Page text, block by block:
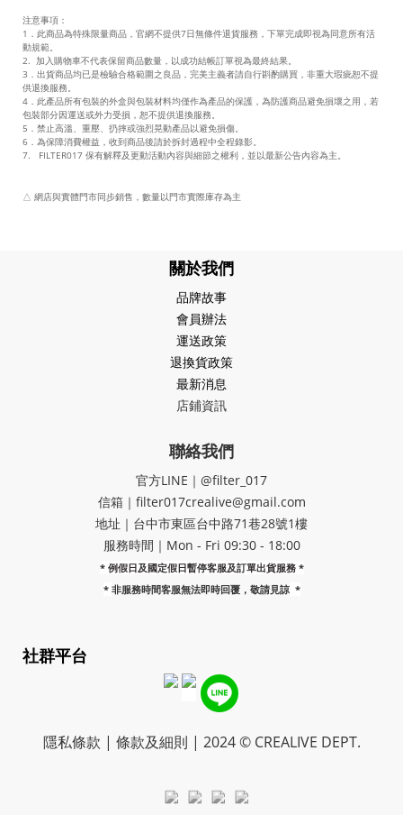
注意事項：
1．此商品為特殊限量商品，官網不提供7日無條件退貨服務，下單完成即視為同意所有活
動規範。
2. 加入購物車不代表保留商品數量，以成功結帳訂單視為最終結果。
3．出貨商品均已是檢驗合格範圍之良品，完美主義者請自行斟酌購買，非重大瑕疵恕不提
供退換服務。
4．此產品所有包裝的外盒與包裝材料均僅作為產品的保護，為防護商品避免損壞之用，若
包裝部分因運送或外力受損，恕不提供退換服務。
5．禁止高溫、重壓、扔摔或強烈晃動產品以避免損傷。
6．為保障消費權益，收到商品後請於拆封過程中全程錄影。
7. FILTER017 保有解釋及更動活動內容與細節之權利，並以最新公告內容為主。
△ 網店與實體門市同步銷售，數量以門市實際庫存為主
關於我們
品牌故事
會員辦法
運送政策
退換貨政策
最新消息
店鋪資訊
聯絡我們
官方LINE｜@filter_017
信箱｜filter017crealive@gmail.com
地址｜​台中市東區台中路71巷28號1樓
服務時間｜Mon - Fri 09:30 - 18:00
* 例假日及國定假日暫停客服及訂單出貨服務 *
* 非服務時間客服無法即時回覆，敬請見諒 *
社群平台
隱私條款 | 條款及細則 | 2024 © CREALIVE DEPT.